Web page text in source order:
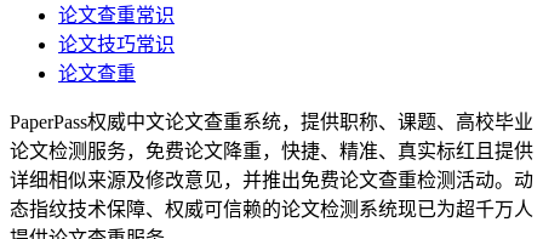
论文查重常识
论文技巧常识
论文查重
PaperPass权威中文论文查重系统，提供职称、课题、高校毕业
论文检测服务，免费论文降重，快捷、精准、真实标红且提供
详细相似来源及修改意见，并推出免费论文查重检测活动。动
态指纹技术保障、权威可信赖的论文检测系统现已为超千万人